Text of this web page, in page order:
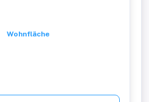
Wohnfläche